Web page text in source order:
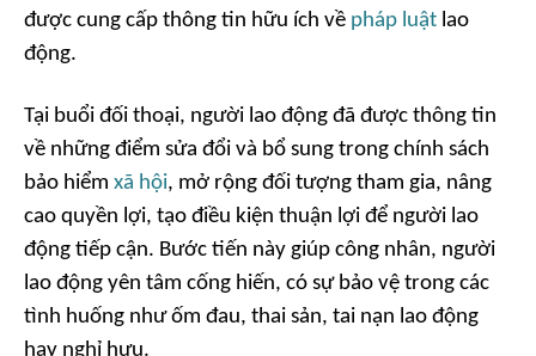
được cung cấp thông tin hữu ích về pháp luật lao
động.
Tại buổi đối thoại, người lao động đã được thông tin
về những điểm sửa đổi và bổ sung trong chính sách
bảo hiểm xã hội, mở rộng đối tượng tham gia, nâng
cao quyền lợi, tạo điều kiện thuận lợi để người lao
động tiếp cận. Bước tiến này giúp công nhân, người
lao động yên tâm cống hiến, có sự bảo vệ trong các
tình huống như ốm đau, thai sản, tai nạn lao động
hay nghỉ hưu.